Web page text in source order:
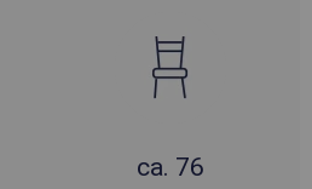
ca. 76